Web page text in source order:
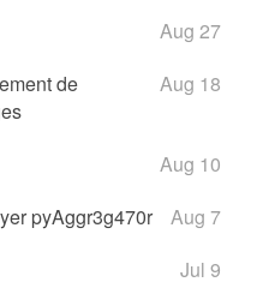
Aug 27
de
Aug 18
Aug 10
pyAggr3g470r
Aug 7
Jul 9